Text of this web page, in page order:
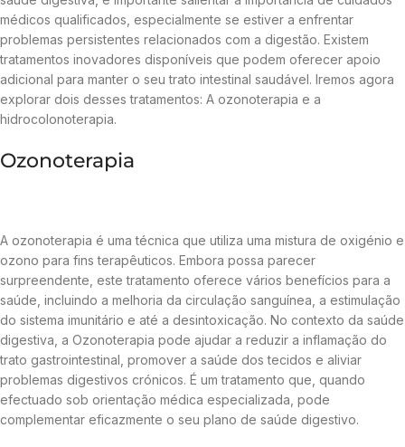
médicos qualificados, especialmente se estiver a enfrentar
problemas persistentes relacionados com a digestão. Existem
tratamentos inovadores disponíveis que podem oferecer apoio
adicional para manter o seu trato intestinal saudável. Iremos agora
explorar dois desses tratamentos: A ozonoterapia e a
hidrocolonoterapia.
Ozonoterapia
A ozonoterapia é uma técnica que utiliza uma mistura de oxigénio e
ozono para fins terapêuticos. Embora possa parecer
surpreendente, este tratamento oferece vários benefícios para a
saúde, incluindo a melhoria da circulação sanguínea, a estimulação
do sistema imunitário e até a desintoxicação. No contexto da saúde
digestiva, a Ozonoterapia pode ajudar a reduzir a inflamação do
trato gastrointestinal, promover a saúde dos tecidos e aliviar
problemas digestivos crónicos. É um tratamento que, quando
efectuado sob orientação médica especializada, pode
complementar eficazmente o seu plano de saúde digestivo.